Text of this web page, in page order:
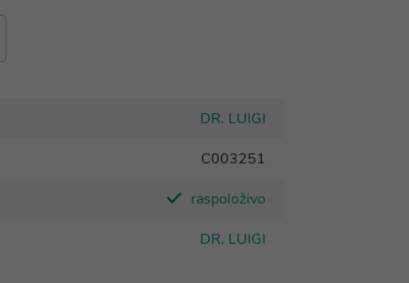
DR. LUIGI
C003251
raspoloživo
DR. LUIGI